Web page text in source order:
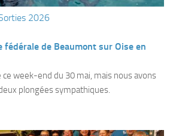
2026
fédérale de Beaumont sur Oise en
ce week-end du 30 mai, mais nous avons
plongées sympathiques.